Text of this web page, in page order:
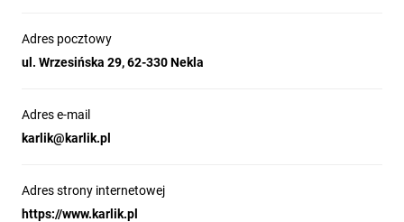
Adres pocztowy
ul. Wrzesińska 29, 62-330 Nekla
Adres e-mail
karlik@karlik.pl
Adres strony internetowej
https://www.karlik.pl